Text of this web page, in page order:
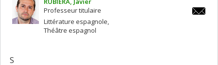
Professeur titulaire
Littérature espagnole
Théâtre espagnol
S